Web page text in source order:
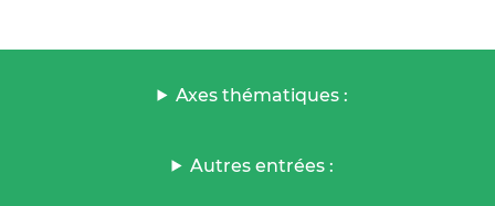
Axes thématiques :
Autres entrées :